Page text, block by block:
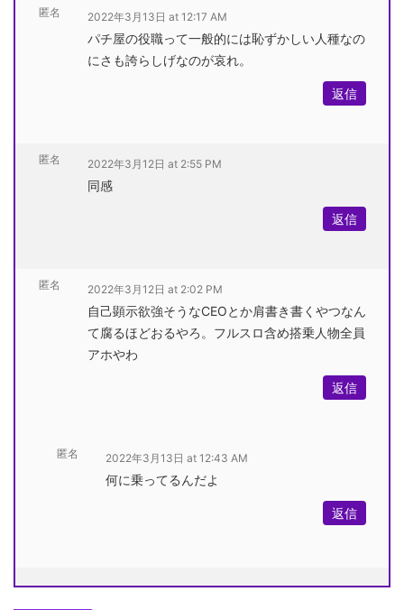
匿名 2022年3月13日 at 12:17 AM
パチ屋の役職って一般的には恥ずかしい人種なの
にさも誇らしげなのが哀れ。
返信
匿名 2022年3月12日 at 2:55 PM
同感
返信
匿名 2022年3月12日 at 2:02 PM
自己顕示欲強そうなCEOとか肩書き書くやつなん
て腐るほどおるやろ。フルスロ含め搭乗人物全員
アホやわ
返信
匿名 2022年3月13日 at 12:43 AM
何に乗ってるんだよ
返信